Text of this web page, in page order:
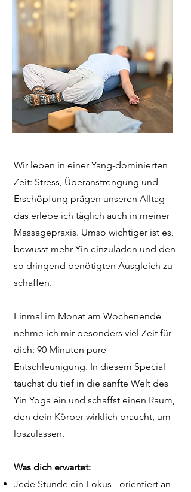
Wir leben in einer Yang-dominierten
Zeit: Stress, Überanstrengung und
Erschöpfung prägen unseren Alltag –
das erlebe ich täglich auch in meiner
Massagepraxis. Umso wichtiger ist es,
bewusst mehr Yin einzuladen und den
so dringend benötigten Ausgleich zu
schaffen.
Einmal im Monat am Wochenende
nehme ich mir besonders viel Zeit für
dich: 90 Minuten pure
Entschleunigung. In diesem Special
tauchst du tief in die sanfte Welt des
Yin Yoga ein und schaffst einen Raum,
den dein Körper wirklich braucht, um
loszulassen.
Was dich erwartet:
Jede Stunde ein Fokus - orientiert an